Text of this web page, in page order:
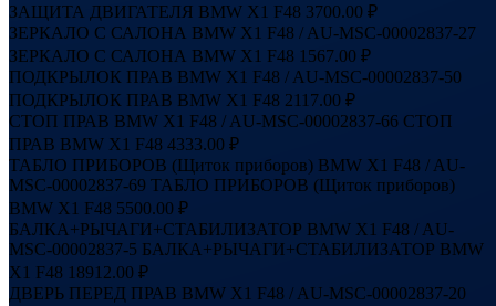
ЗАЩИТА ДВИГАТЕЛЯ BMW X1 F48 3700.00 ₽
ЗЕРКАЛО С САЛОНА BMW X1 F48 / AU-MSC-00002837-27
ЗЕРКАЛО С САЛОНА BMW X1 F48 1567.00 ₽
ПОДКРЫЛОК ПРАВ BMW X1 F48 / AU-MSC-00002837-50
ПОДКРЫЛОК ПРАВ BMW X1 F48 2117.00 ₽
СТОП ПРАВ BMW X1 F48 / AU-MSC-00002837-66 СТОП
ПРАВ BMW X1 F48 4333.00 ₽
ТАБЛО ПРИБОРОВ (Щиток приборов) BMW X1 F48 / AU-
MSC-00002837-69 ТАБЛО ПРИБОРОВ (Щиток приборов)
BMW X1 F48 5500.00 ₽
БАЛКА+РЫЧАГИ+СТАБИЛИЗАТОР BMW X1 F48 / AU-
MSC-00002837-5 БАЛКА+РЫЧАГИ+СТАБИЛИЗАТОР BMW
X1 F48 18912.00 ₽
ДВЕРЬ ПЕРЕД ПРАВ BMW X1 F48 / AU-MSC-00002837-20